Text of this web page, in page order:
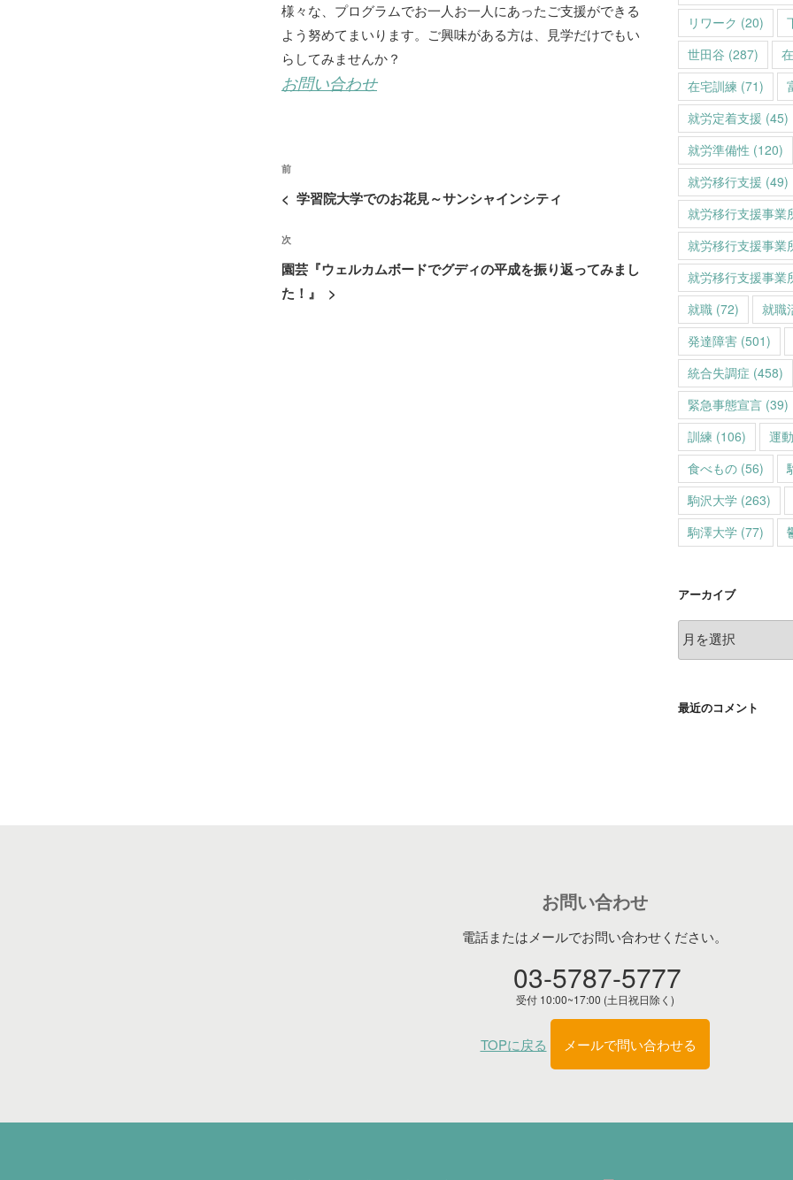
様々な、プログラムでお一人お一人にあったご支援ができる
よう努めてまいります。ご興味がある方は、見学だけでもい
らしてみませんか？
お問い合わせ
投
稿
ナ
ビ
ゲ
ー
シ
過
去
投
稿
前
< 学習院大学でのお花見～サンシャインシティ
次
の
投
次
園芸『ウェルカムボードでグディの平成を振り返ってみまし
た！』
>
リワーク (20)
世田谷 (287)
在宅訓練 (71)
就労定着支援 (45)
就労準備性 (120)
就労移行支援 (49)
就労移行支援事業
就労移行支援事
就労移行支援事業
就職 (72) 就職
発達障害 (501)
統合失調症 (458)
緊急事態宣言 (39)
訓練 (106) 運動
食べもの (56)
駒沢大学 (263)
駒澤大学 (77)
アーカイブ
ア
ー
イ
最近のコメント
お問い合わせ
電話またはメールでお問い合わせください。
03-5787-5777
受付 10:00~17:00 (土日祝日除く)
TOPに戻る メールで問い合わせる